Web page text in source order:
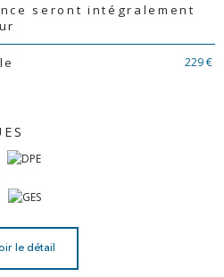
seront intégralement
229 €
le détail